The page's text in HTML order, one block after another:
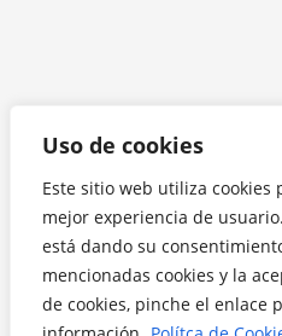
Uso de cookies
Este sitio web utiliza cookies
mejor experiencia de
está dando su
mencionadas cookies y la
de cookies, pinche el enlace